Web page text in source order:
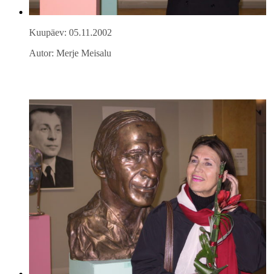
Kuupäev: 05.11.2002
Autor: Merje Meisalu